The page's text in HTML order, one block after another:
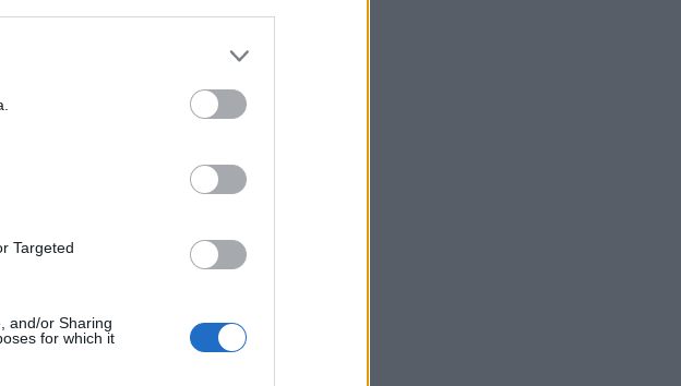
Targeted
and/or Sharing
for which it